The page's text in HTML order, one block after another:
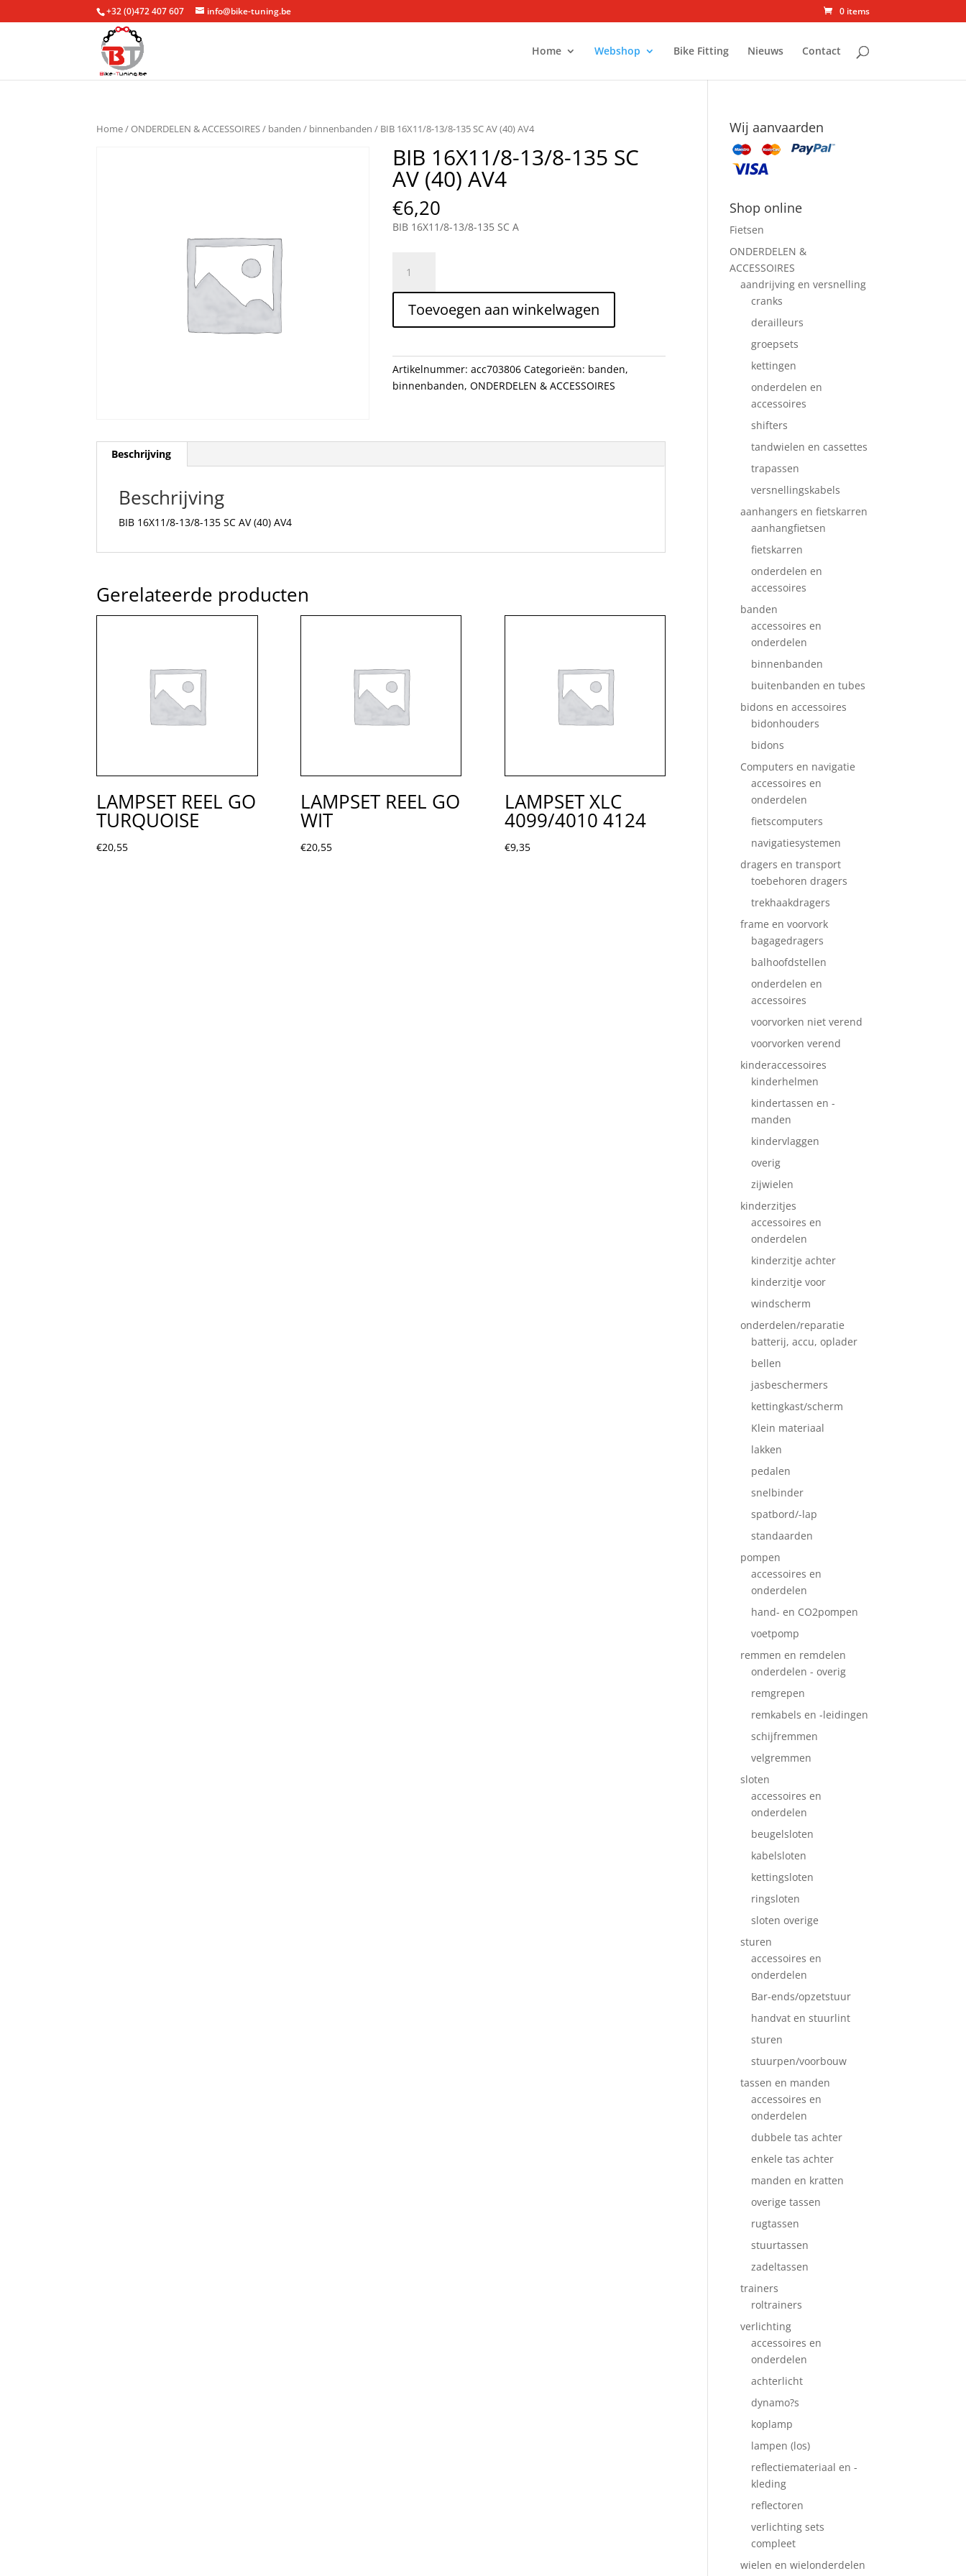
+32 (0)472 407 607 info@bike-tuning.be 0 items
Home Webshop Bike Fitting Nieuws Contact
Home/ONDERDELEN & ACCESSOIRES/ banden / binnenbanden / BIB 16X11/8-13/8-135 SC AV (40) AV4
BIB 16X11/8-13/8-135 SC
AV (40) AV4
€6,20
BIB 16X11/8-13/8-135 SC A
16X11/8-
13/8-
135
SC
(40)
AV4
aantal
Toevoegen aan winkelwagen
Artikelnummer:acc703806 Categorieën: banden,
binnenbanden,ONDERDELEN & ACCESSOIRES
Beschrijving
Beschrijving
BIB 16X11/8-13/8-135 SC AV (40) AV4
Gerelateerde producten
LAMPSET REEL GO
TURQUOISE
€20,55
LAMPSET REEL GO
WIT
€20,55
LAMPSET XLC
4099/4010 4124
€9,35
Wij aanvaarden
Shop online
Fietsen
ONDERDELEN &
ACCESSOIRES
aandrijving en versnelling
cranks
derailleurs
groepsets
kettingen
onderdelen en
accessoires
shifters
tandwielen en cassettes
trapassen
versnellingskabels
aanhangers en fietskarren
aanhangfietsen
fietskarren
onderdelen en
accessoires
banden
accessoires en
onderdelen
binnenbanden
buitenbanden en tubes
bidons en accessoires
bidonhouders
bidons
Computers en navigatie
accessoires en
onderdelen
fietscomputers
navigatiesystemen
dragers en transport
toebehoren dragers
trekhaakdragers
frame en voorvork
bagagedragers
balhoofdstellen
onderdelen en
accessoires
voorvorken niet verend
voorvorken verend
kinderaccessoires
kinderhelmen
kindertassen en -
manden
kindervlaggen
overig
zijwielen
kinderzitjes
accessoires en
onderdelen
kinderzitje achter
kinderzitje voor
windscherm
onderdelen/reparatie
batterij, accu, oplader
bellen
jasbeschermers
kettingkast/scherm
Klein materiaal
lakken
pedalen
snelbinder
spatbord/-lap
standaarden
pompen
accessoires en
onderdelen
hand- en CO2pompen
voetpomp
remmen en remdelen
onderdelen - overig
remgrepen
remkabels en -leidingen
schijfremmen
velgremmen
sloten
accessoires en
onderdelen
beugelsloten
kabelsloten
kettingsloten
ringsloten
sloten overige
sturen
accessoires en
onderdelen
Bar-ends/opzetstuur
handvat en stuurlint
sturen
stuurpen/voorbouw
tassen en manden
accessoires en
onderdelen
dubbele tas achter
enkele tas achter
manden en kratten
overige tassen
rugtassen
stuurtassen
zadeltassen
trainers
roltrainers
verlichting
accessoires en
onderdelen
achterlicht
dynamo?s
koplamp
lampen (los)
reflectiemateriaal en -
kleding
reflectoren
verlichting sets
compleet
wielen en wielonderdelen